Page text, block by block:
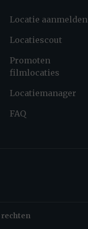
Locatie aanmelden
Locatiescout
Promoten
filmlocaties
Locatiemanager
FAQ
rechten